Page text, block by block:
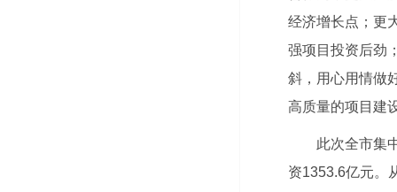
经济增长点；更
强项目投资后劲
斜，用心用情做
高质量的项目建
此次全市集
资1353.6亿元。